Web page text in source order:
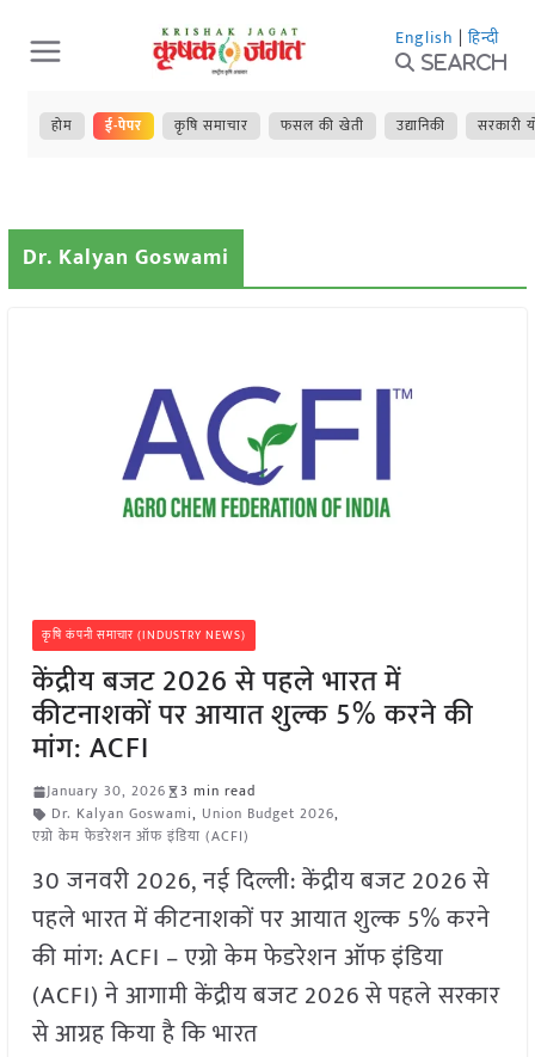
Skip
to
content
English | हिन्दी
Search
होम ई-पेपर कृषि समाचार फसल की खेती उद्यानिकी सरकारी
Dr. Kalyan Goswami
कृषि कंपनी समाचार (INDUSTRY NEWS)
केंद्रीय बजट 2026 से पहले भारत में
कीटनाशकों पर आयात शुल्क 5% करने की
मांग: ACFI
January 30, 2026
3 min read
Dr. Kalyan Goswami, Union Budget 2026,
एग्रो केम फेडरेशन ऑफ इंडिया (ACFI)
30 जनवरी 2026, नई दिल्ली: केंद्रीय बजट 2026 से
पहले भारत में कीटनाशकों पर आयात शुल्क 5% करने
की मांग: ACFI – एग्रो केम फेडरेशन ऑफ इंडिया
(ACFI) ने आगामी केंद्रीय बजट 2026 से पहले सरकार
से आग्रह किया है कि भारत